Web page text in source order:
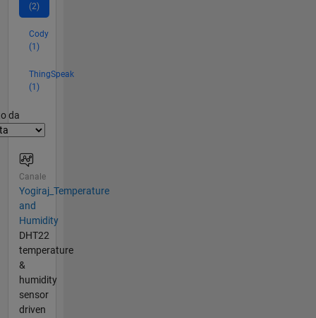
(2)
Cody
(1)
ThingSpeak
(1)
da
Canale
Yogiraj_Temperature
and
Humidity
DHT22
temperature
&
humidity
sensor
driven